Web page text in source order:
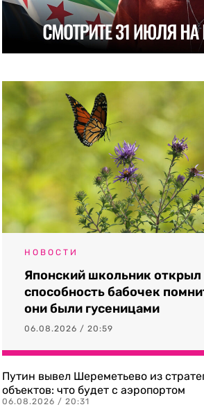
НОВОСТИ
Японский школьник открыл
способность бабочек
они были гусеницами
06.08.2026 / 20:59
Путин вывел Шереметьево из
объектов: что будет с аэропортом
06.08.2026 / 20:31